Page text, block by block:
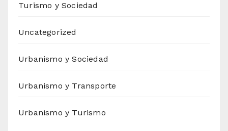
Turismo y Sociedad
Uncategorized
Urbanismo y Sociedad
Urbanismo y Transporte
Urbanismo y Turismo